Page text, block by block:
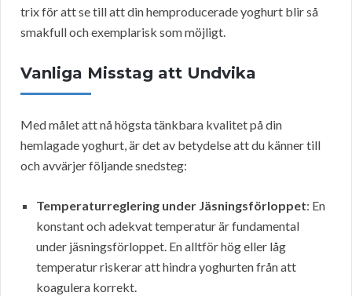
trix för att se till att din hemproducerade yoghurt blir så
smakfull och exemplarisk som möjligt.
Vanliga Misstag att Undvika
Med målet att nå högsta tänkbara kvalitet på din
hemlagade yoghurt, är det av betydelse att du känner till
och avvärjer följande snedsteg:
Temperaturreglering under Jäsningsförloppet: En
konstant och adekvat temperatur är fundamental
under jäsningsförloppet. En alltför hög eller låg
temperatur riskerar att hindra yoghurten från att
koagulera korrekt.